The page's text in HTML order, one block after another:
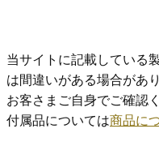
当サイトに記載している
は間違いがある場合があ
お客さまご自身でご確認
付属品については商品に